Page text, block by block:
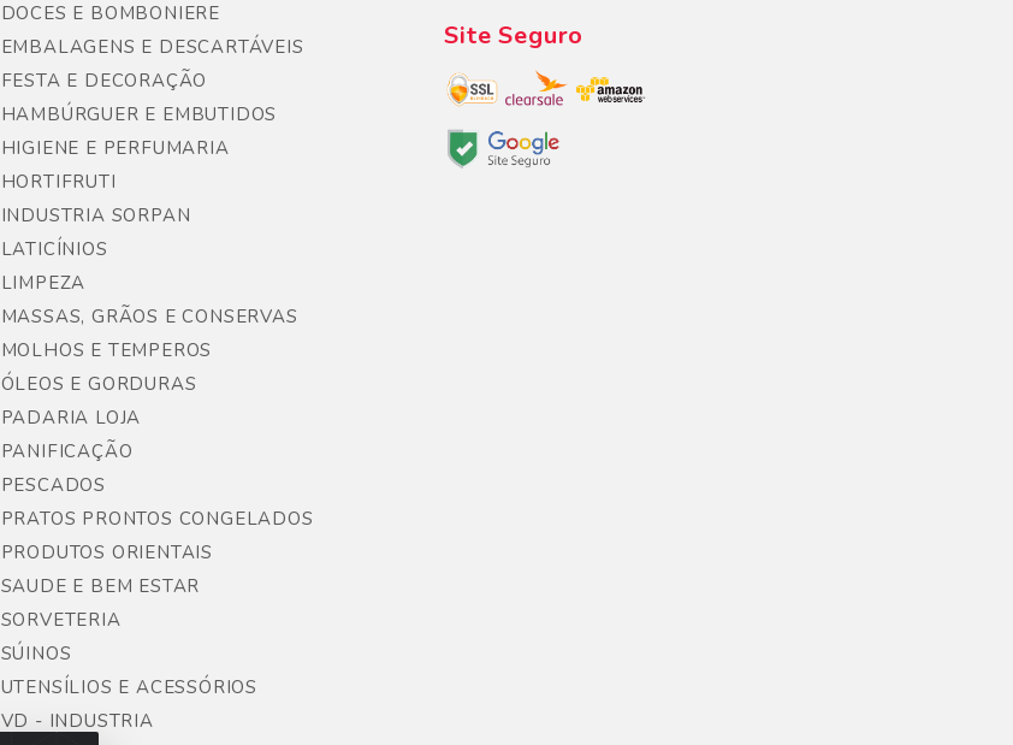
DOCES E BOMBONIERE
EMBALAGENS E DESCARTÁVEIS
FESTA E DECORAÇÃO
HAMBÚRGUER E EMBUTIDOS
HIGIENE E PERFUMARIA
HORTIFRUTI
INDUSTRIA SORPAN
LATICÍNIOS
LIMPEZA
MASSAS, GRÃOS E CONSERVAS
MOLHOS E TEMPEROS
ÓLEOS E GORDURAS
PADARIA LOJA
PANIFICAÇÃO
PESCADOS
PRATOS PRONTOS CONGELADOS
PRODUTOS ORIENTAIS
SAUDE E BEM ESTAR
SORVETERIA
SÚINOS
UTENSÍLIOS E ACESSÓRIOS
VD - INDUSTRIA
Site Seguro